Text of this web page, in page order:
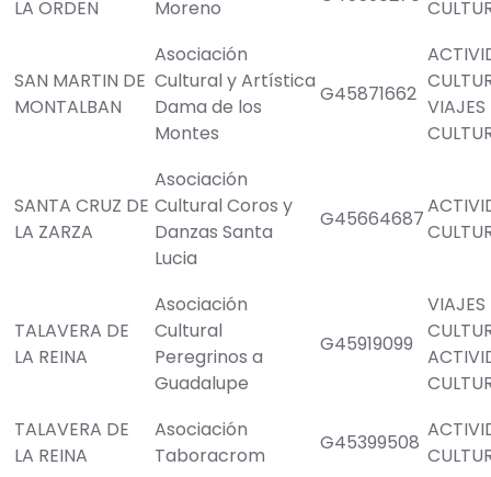
LA ORDEN
Moreno
SAN MARTIN DE
MONTALBAN
Asociación
Cultural y Artística
Dama de los
Montes
G45871662
VIAJES
SANTA CRUZ DE
LA ZARZA
Asociación
Cultural Coros y
Danzas Santa
Lucia
G45664687
TALAVERA DE
LA REINA
Asociación
Cultural
Peregrinos a
Guadalupe
G45919099
VIAJES
TALAVERA DE
LA REINA
Asociación
Taboracrom
G45399508